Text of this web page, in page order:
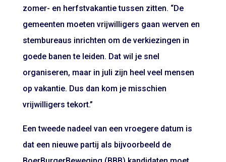
zomer- en herfstvakantie tussen zitten. “De
gemeenten moeten vrijwilligers gaan werven en
stembureaus inrichten om de verkiezingen in
goede banen te leiden. Dat wil je snel
organiseren, maar in juli zijn heel veel mensen
op vakantie. Dus dan kom je misschien
vrijwilligers tekort.”
Een tweede nadeel van een vroegere datum is
dat een nieuwe partij als bijvoorbeeld de